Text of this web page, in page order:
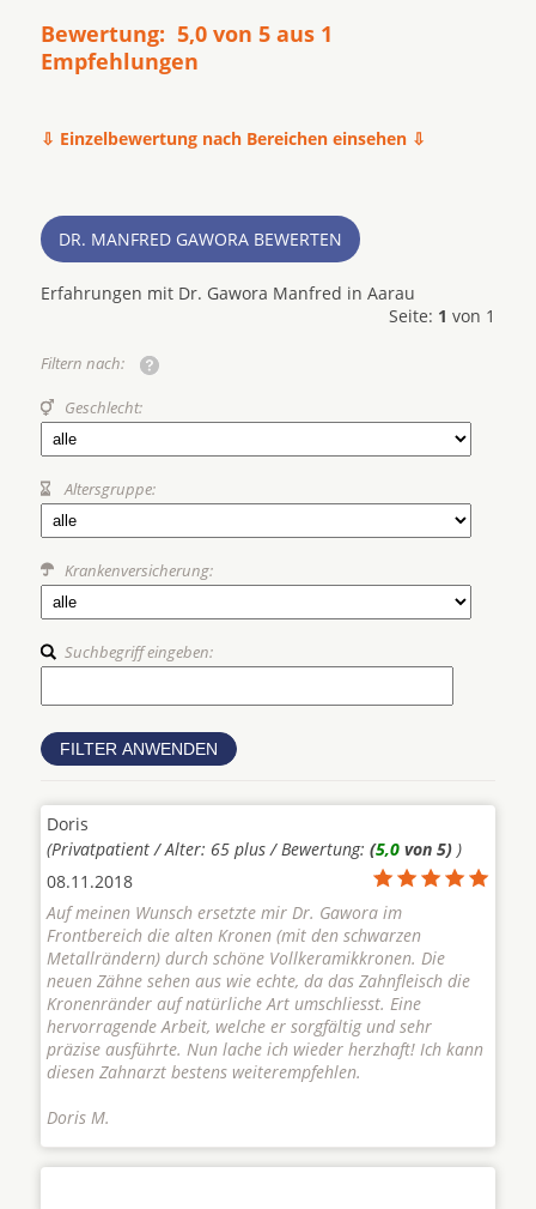
Bewertung: 5,0 von 5 aus 1
Empfehlungen
⇩ Einzelbewertung nach Bereichen einsehen ⇩
DR. MANFRED GAWORA BEWERTEN
Erfahrungen mit Dr. Gawora Manfred in Aarau
Seite: 1 von 1
Filtern nach:
Geschlecht:
Altersgruppe:
Krankenversicherung:
Suchbegriff eingeben:
Doris
(Privatpatient / Alter: 65 plus / Bewertung: (5,0 von 5) )
08.11.2018
Auf meinen Wunsch ersetzte mir Dr. Gawora im
Frontbereich die alten Kronen (mit den schwarzen
Metallrändern) durch schöne Vollkeramikkronen. Die
neuen Zähne sehen aus wie echte, da das Zahnfleisch die
Kronenränder auf natürliche Art umschliesst. Eine
hervorragende Arbeit, welche er sorgfältig und sehr
präzise ausführte. Nun lache ich wieder herzhaft! Ich kann
diesen Zahnarzt bestens weiterempfehlen.
Doris M.